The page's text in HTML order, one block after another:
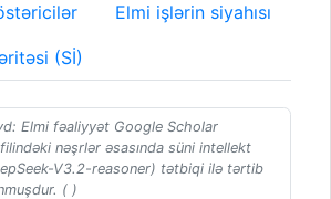
Elmi işlərin siyahısı
(Sİ)
Elmi fəaliyyət Google Scholar
nəşrlər əsasında süni intellekt
V3.2-reasoner) tətbiqi ilə tərtib
( )